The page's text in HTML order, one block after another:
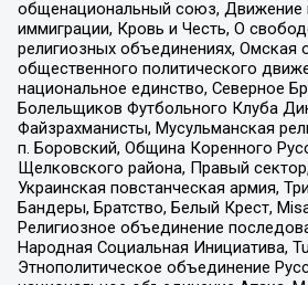
общенациональный союз, Движение
иммиграции, Кровь и Честь, О
религиозных объединениях, Омская
общественного политического
национальное единство, Северное
Болельщиков Футбольного Клуба
Файзрахманисты, Мусульманская
п. Боровский, Община Коренного
Щелковского района, Правый
Украинская повстанческая армия,
Бандеры, Братство, Белый Крест,
Религиозное объединение
Народная Социальная Инициатива,
Этнополитическое объединение